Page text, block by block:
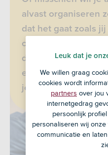
alvast organiseren
dat het gaat zoals
overleden bent.
dagelijks bij stil te
een goed gevoel
jouw nalatenschap.
Leuk dat je
We willen graag
cookies wordt
partners over jou
internetgedrag
persoonlijk
personaliseren wij
communicatie en